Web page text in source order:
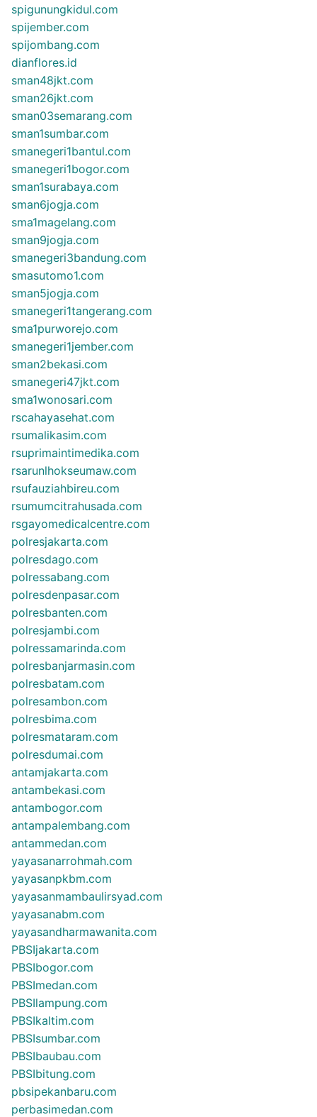
spigunungkidul.com
spijember.com
spijombang.com
dianflores.id
sman48jkt.com
sman26jkt.com
sman03semarang.com
sman1sumbar.com
smanegeri1bantul.com
smanegeri1bogor.com
sman1surabaya.com
sman6jogja.com
sma1magelang.com
sman9jogja.com
smanegeri3bandung.com
smasutomo1.com
sman5jogja.com
smanegeri1tangerang.com
sma1purworejo.com
smanegeri1jember.com
sman2bekasi.com
smanegeri47jkt.com
sma1wonosari.com
rscahayasehat.com
rsumalikasim.com
rsuprimaintimedika.com
rsarunlhokseumaw.com
rsufauziahbireu.com
rsumumcitrahusada.com
rsgayomedicalcentre.com
polresjakarta.com
polresdago.com
polressabang.com
polresdenpasar.com
polresbanten.com
polresjambi.com
polressamarinda.com
polresbanjarmasin.com
polresbatam.com
polresambon.com
polresbima.com
polresmataram.com
polresdumai.com
antamjakarta.com
antambekasi.com
antambogor.com
antampalembang.com
antammedan.com
yayasanarrohmah.com
yayasanpkbm.com
yayasanmambaulirsyad.com
yayasanabm.com
yayasandharmawanita.com
PBSIjakarta.com
PBSIbogor.com
PBSImedan.com
PBSIlampung.com
PBSIkaltim.com
PBSIsumbar.com
PBSIbaubau.com
PBSIbitung.com
pbsipekanbaru.com
perbasimedan.com